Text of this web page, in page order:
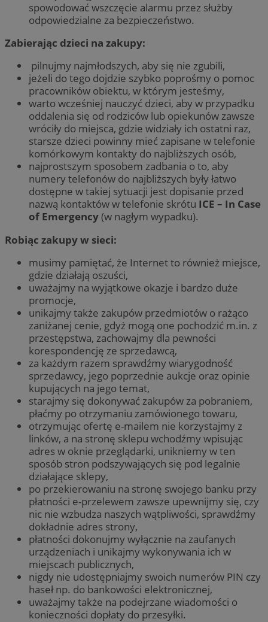
spowodować wszczęcie alarmu przez służby
odpowiedzialne za bezpieczeństwo.
Zabierając dzieci na zakupy:
pilnujmy najmłodszych, aby się nie zgubili,
jeżeli do tego dojdzie szybko poprośmy o pomoc
pracowników obiektu, w którym jesteśmy,
warto wcześniej nauczyć dzieci, aby w przypadku
oddalenia się od rodziców lub opiekunów zawsze
wróciły do miejsca, gdzie widziały ich ostatni raz,
starsze dzieci powinny mieć zapisane w telefonie
komórkowym kontakty do najbliższych osób,
najprostszym sposobem zadbania o to, aby
numery telefonów do najbliższych były łatwo
dostępne w takiej sytuacji jest dopisanie przed
nazwą kontaktów w telefonie skrótu ICE – In Case
of Emergency(w nagłym wypadku).
Robiąc zakupy w sieci:
musimy pamiętać, że Internet to również miejsce,
gdzie działają oszuści,
uważajmy na wyjątkowe okazje i bardzo duże
promocje,
unikajmy także zakupów przedmiotów o rażąco
zaniżanej cenie, gdyż mogą one pochodzić m.in. z
przestępstwa, zachowajmy dla pewności
korespondencję ze sprzedawcą,
za każdym razem sprawdźmy wiarygodność
sprzedawcy, jego poprzednie aukcje oraz opinie
kupujących na jego temat,
starajmy się dokonywać zakupów za pobraniem,
płaćmy po otrzymaniu zamówionego towaru,
otrzymując ofertę e-mailem nie korzystajmy z
linków, a na stronę sklepu wchodźmy wpisując
adres w oknie przeglądarki, unikniemy w ten
sposób stron podszywających się pod legalnie
działające sklepy,
po przekierowaniu na stronę swojego banku przy
płatności e-przelewem zawsze upewnijmy się, czy
nic nie wzbudza naszych wątpliwości, sprawdźmy
dokładnie adres strony,
płatności dokonujmy wyłącznie na zaufanych
urządzeniach i unikajmy wykonywania ich w
miejscach publicznych,
nigdy nie udostępniajmy swoich numerów PIN czy
haseł np. do bankowości elektronicznej,
uważajmy także na podejrzane wiadomości o
konieczności dopłaty do przesyłki.